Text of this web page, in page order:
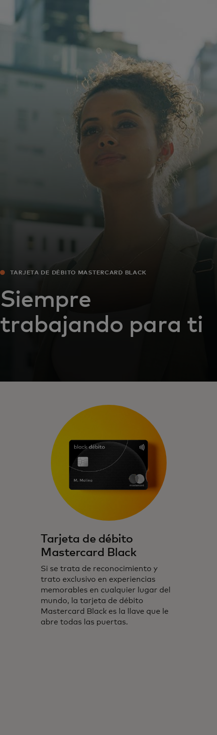
Para empresas
Para el mundo
Para innovadores
Noticias y tendencias
TARJETA DE DÉBITO MASTERCARD BLACK
Siempre
trabajando para ti
Tarjeta de débito
Mastercard Black
Si se trata de reconocimiento y
trato exclusivo en experiencias
memorables en cualquier lugar del
mundo, la tarjeta de débito
Mastercard Black es la llave que le
abre todas las puertas.